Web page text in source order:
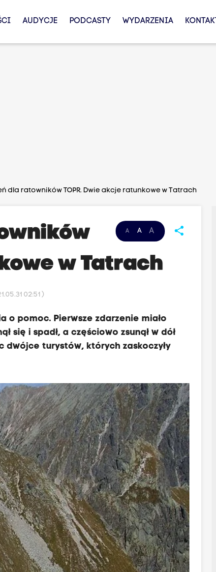
AUDYCJE PODCASTY WYDARZENIA KONTAKT
dla ratowników TOPR. Dwie akcje ratunkowe w Tatrach
A A A share
w Tatrach
02:51 )
o pomoc. Pierwsze zdarzenie miało
się i spadł, a częściowo zsunął w dół
turystów, których zaskoczyły